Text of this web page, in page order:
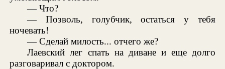
— Что?
— Позволь, голубчик, остаться у тебя
ночевать!
— Сделай милость... отчего же?
Лаевский лег спать на диване и еще долго
разговаривал с доктором.